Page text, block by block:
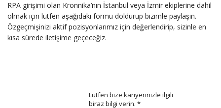
RPA girişimi olan Kronnika’nın İstanbul veya İzmir ekiplerine dahil
olmak için lütfen aşağıdaki formu doldurup bizimle paylaşın.
Özgeçmişinizi aktif pozisyonlarımız için değerlendirip, sizinle en
kısa sürede iletişime geçeceğiz.